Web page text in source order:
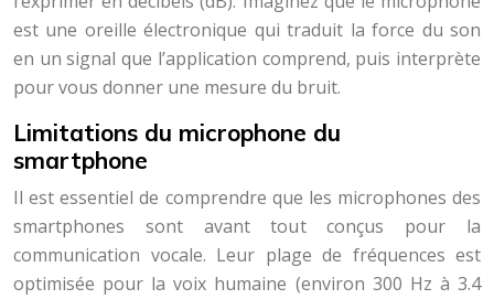
est une oreille électronique qui traduit la force du son
en un signal que l’application comprend, puis interprète
pour vous donner une mesure du bruit.
Limitations du microphone du
smartphone
Il est essentiel de comprendre que les microphones des
smartphones sont avant tout conçus pour la
communication vocale. Leur plage de fréquences est
optimisée pour la voix humaine (environ 300 Hz à 3.4